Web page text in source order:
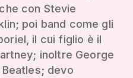
con Stevie
poi band come gli
il cui figlio è il
inoltre George
devo